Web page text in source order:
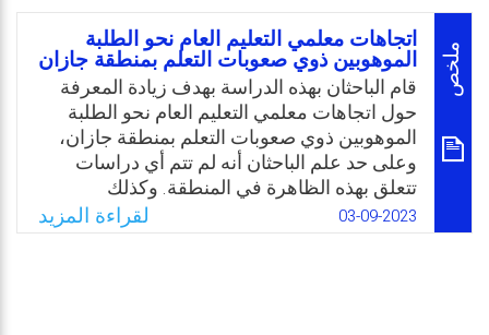
ملخص
اتجاهات معلمي التعليم العام نحو الطلبة
الموهوبين ذوي صعوبات التعلم بمنطقة جازان
قام الباحثان بهذه الدراسة بهدف زيادة المعرفة
حول اتجاهات معلمي التعليم العام نحو الطلبة
الموهوبين ذوي صعوبات التعلم بمنطقة جازان،
وعلى حد علم الباحثان أنه لم تتم أي دراسات
تتعلق بهذه الظاهرة في المنطقة. وكذلك
وبحسب اطلاع الباحثان بوجود فئة من فئات
الموهوبين ذوي صعوبات التعلم تدعى (بالفئة
03-09-2023 لقراءة المزيد